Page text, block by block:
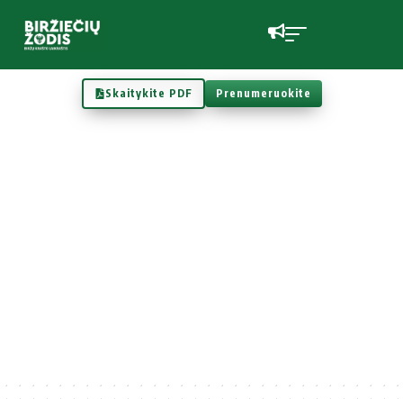
Skaitykite PDF Prenumeruokite